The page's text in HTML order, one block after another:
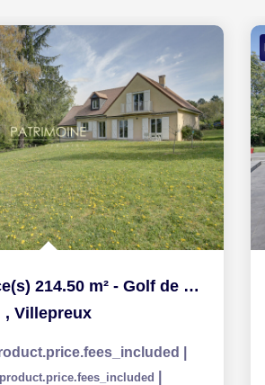
Maison 7 pièce(s) 214.50 m² - Golf de Saint Nom la Bretèche
, Villepreux
product.price.fees_included